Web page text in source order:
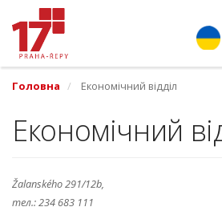
Перейти
до
основного
вмісту
Головна
Eкономічний відділ
Eкономічний
Žalanského 291/12b,
тел.: 234 683 111